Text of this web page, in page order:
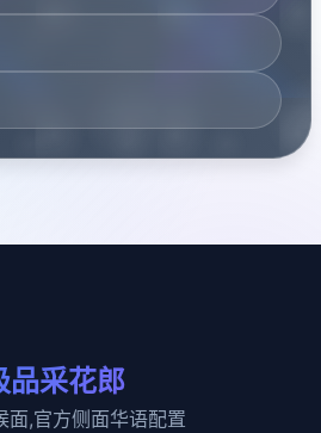
品采花郎
面,官方侧面华语配置